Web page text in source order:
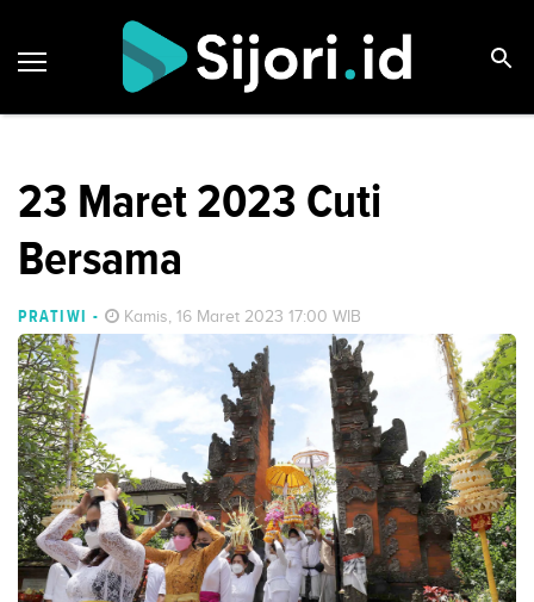
23 Maret 2023 Cuti
Bersama
PRATIWI - Kamis, 16 Maret 2023 17:00 WIB